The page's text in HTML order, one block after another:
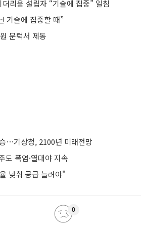
리움 설립자 “기술에 집중” 일침
기술에 집중할 때”
문턱서 제동
⋯기상청, 2100년 미래전망
폭염·열대야 지속
낮춰 공급 늘려야"
0